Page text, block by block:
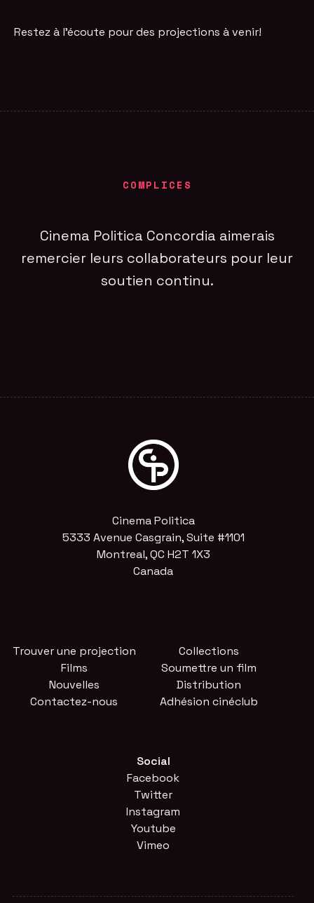
Restez à l'écoute pour des projections à venir!
COMPLICES
Cinema Politica Concordia aimerais
remercier leurs collaborateurs pour leur
soutien continu.
Cinema Politica
5333 Avenue Casgrain, Suite #1101
Montreal, QC H2T 1X3
Canada
Trouver une projection
Films
Nouvelles
Contactez-nous
Collections
Soumettre un film
Distribution
Adhésion cinéclub
Social
Facebook
Twitter
Instagram
Youtube
Vimeo